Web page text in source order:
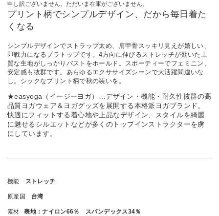
申し訳ございません。ただいま在庫がございません。
プリント柄でシンプルデザイン、だから毎日着た
くなる
シンプルデザインでストラップ太め、肩甲骨スッキリ見えが嬉しい、
即戦力になるブラトップです。4方向に伸びるストレッチが効いた上
質な生地がしっかりバストをホールド。スポーティーでフェミニン、
安定感も抜群です。あらゆるエクササイズシーンで大活躍間違いな
し。シックなプリント柄で秋の装いを。
★easyoga（イージーヨガ）…デザイン・機能・耐久性抜群の高
品質ヨガウェア＆ヨガグッズを展開する本格派ヨガブランド。
快適にフィットする着心地や上品なデザイン、スタイルを綺麗
に魅せるシルエットなどが多くのトップインストラクターを虜
にしています。
機能 ストレッチ
原産国 台湾
素材
表地：ナイロン66％ スパンデックス34％